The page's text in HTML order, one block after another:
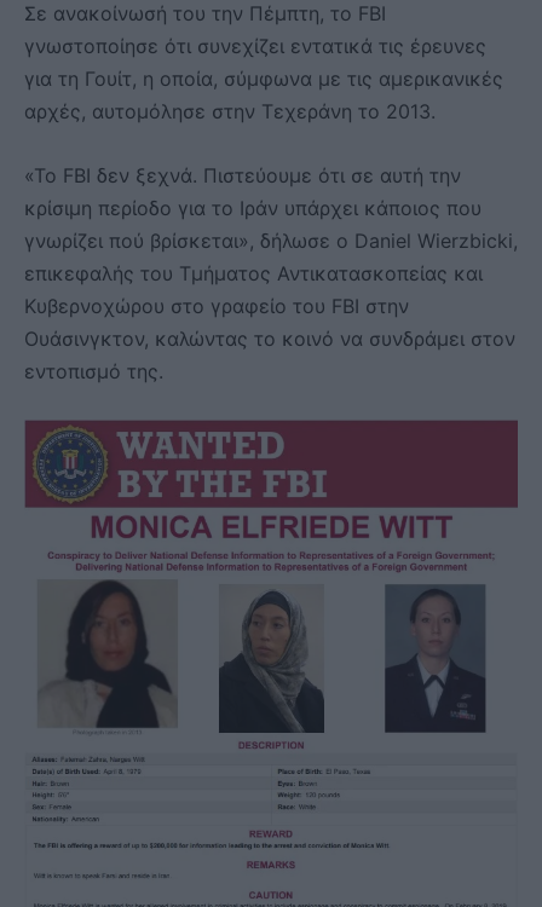
Σε ανακοίνωσή του την Πέμπτη, το FBI
γνωστοποίησε ότι συνεχίζει εντατικά τις έρευνες
για τη Γουίτ, η οποία, σύμφωνα με τις αμερικανικές
αρχές, αυτομόλησε στην Τεχεράνη το 2013.
«Το FBI δεν ξεχνά. Πιστεύουμε ότι σε αυτή την
κρίσιμη περίοδο για το Ιράν υπάρχει κάποιος που
γνωρίζει πού βρίσκεται», δήλωσε ο Daniel Wierzbicki,
επικεφαλής του Τμήματος Αντικατασκοπείας και
Κυβερνοχώρου στο γραφείο του FBI στην
Ουάσινγκτον, καλώντας το κοινό να συνδράμει στον
εντοπισμό της.